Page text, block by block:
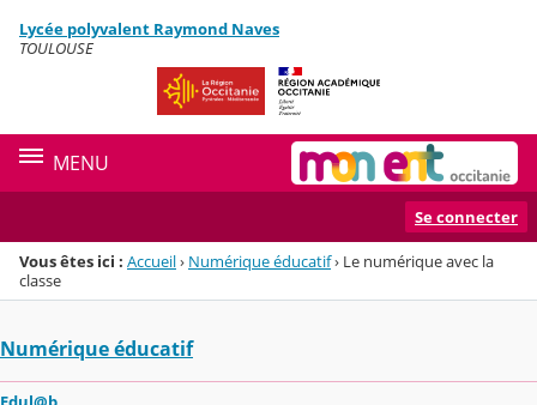
Menu de la rubrique
Contenu
Lycée polyvalent Raymond Naves
TOULOUSE
MENU
Se connecter
Vous êtes ici : Accueil› Numérique éducatif› Le numérique avec la
classe
Numérique éducatif